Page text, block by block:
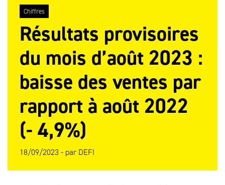
Chiffres
Résultats provisoires
du mois d’août 2023 :
baisse des ventes par
rapport à août 2022
(- 4,9%)
18/09/2023 - par DEFI